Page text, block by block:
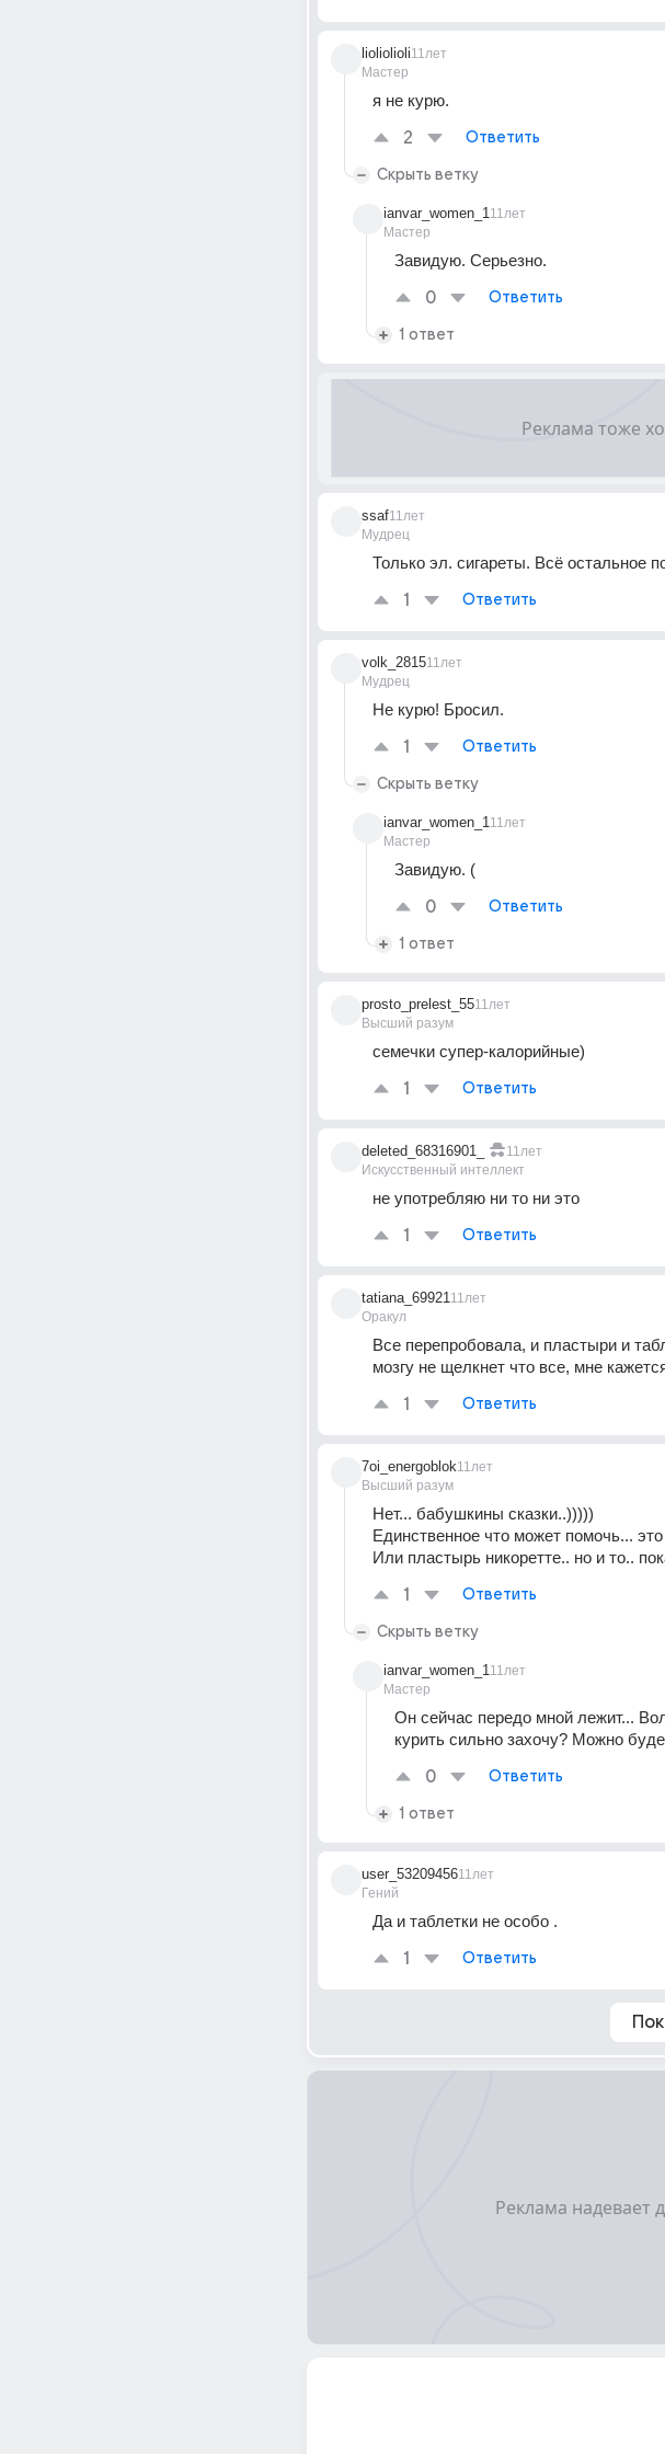
lioliolioli
Мастер
11лет
я не курю.
2 Ответить
Скрыть ветку
ianvar_women_1
Мастер
11лет
Завидую. Серьезно.
0 Ответить
1 ответ
ssaf
Мудрец
11лет
Только эл. сигареты. Всё остальное
1 Ответить
volk_2815
Мудрец
11лет
Не курю! Бросил.
1 Ответить
Скрыть ветку
ianvar_women_1
Мастер
11лет
Завидую. (
0 Ответить
1 ответ
prosto_prelest_55
Высший разум
11лет
семечки супер-калорийные)
1 Ответить
deleted_68316901_
Искусственный интеллект
11лет
не употребляю ни то ни это
1 Ответить
tatiana_69921
Оракул
11лет
Все перепробовала, и пластыри и
мозгу не щелкнет что все, мне
1 Ответить
7oi_energoblok
Высший разум
11лет
Нет... бабушкины сказки..)))))
Единственное что может помочь...
Или пластырь никоретте.. но и то..
1 Ответить
Скрыть ветку
ianvar_women_1
Мастер
11лет
Он сейчас передо мной лежит...
курить сильно захочу? Можно
0 Ответить
1 ответ
user_53209456
Гений
11лет
Да и таблетки не особо .
1 Ответить